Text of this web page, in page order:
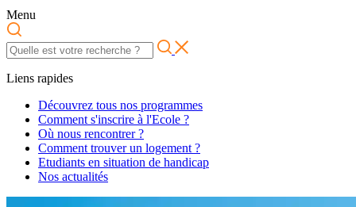
Menu
Liens rapides
Découvrez tous nos programmes
Comment s'inscrire à l'Ecole ?
Où nous rencontrer ?
Comment trouver un logement ?
Etudiants en situation de handicap
Nos actualités